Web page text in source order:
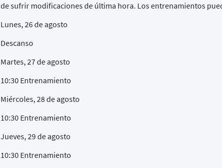
de sufrir modificaciones de última hora. Los entrenamientos
Lunes, 26 de agosto
Descanso
Martes, 27 de agosto
10:30 Entrenamiento
Miércoles, 28 de agosto
10:30 Entrenamiento
Jueves, 29 de agosto
10:30 Entrenamiento